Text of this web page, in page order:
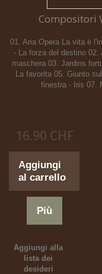
Compositori
01. Aria Opera La vita è
- La forza del destino
maschera 03. Jardins
La favorita 05. Giunto
finestra - Iris 07.
16.90 CHF
Aggiungi
al carrello
Più
Aggiungi alla
lista dei
desideri